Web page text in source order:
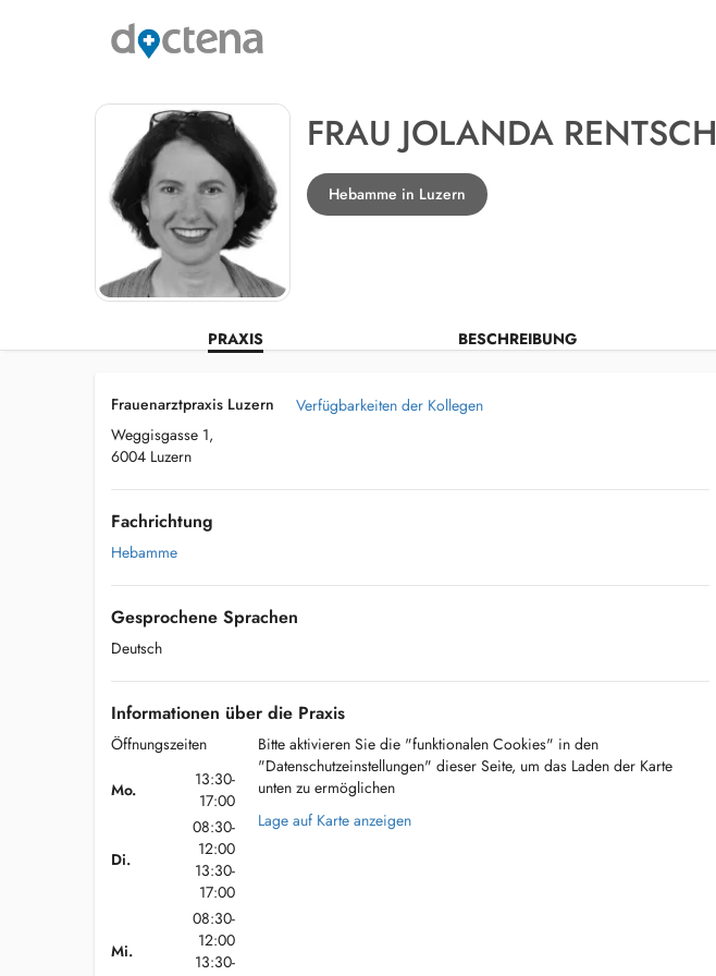
FRAU JOLANDA RENTSCH
Hebamme in Luzern
PRAXIS BESCHREIBUNG
Frauenarztpraxis Luzern
Weggisgasse 1,
6004 Luzern
Verfügbarkeiten der Kollegen
Fachrichtung
Hebamme
Gesprochene Sprachen
Deutsch
Informationen über die Praxis
Öffnungszeiten
Mo.
13:30-
17:00
Di.
08:30-
12:00
13:30-
17:00
Mi.
08:30-
12:00
13:30-
Bitte aktivieren Sie die "funktionalen Cookies" in den
"Datenschutzeinstellungen" dieser Seite, um das Laden der Karte
unten zu ermöglichen
Lage auf Karte anzeigen